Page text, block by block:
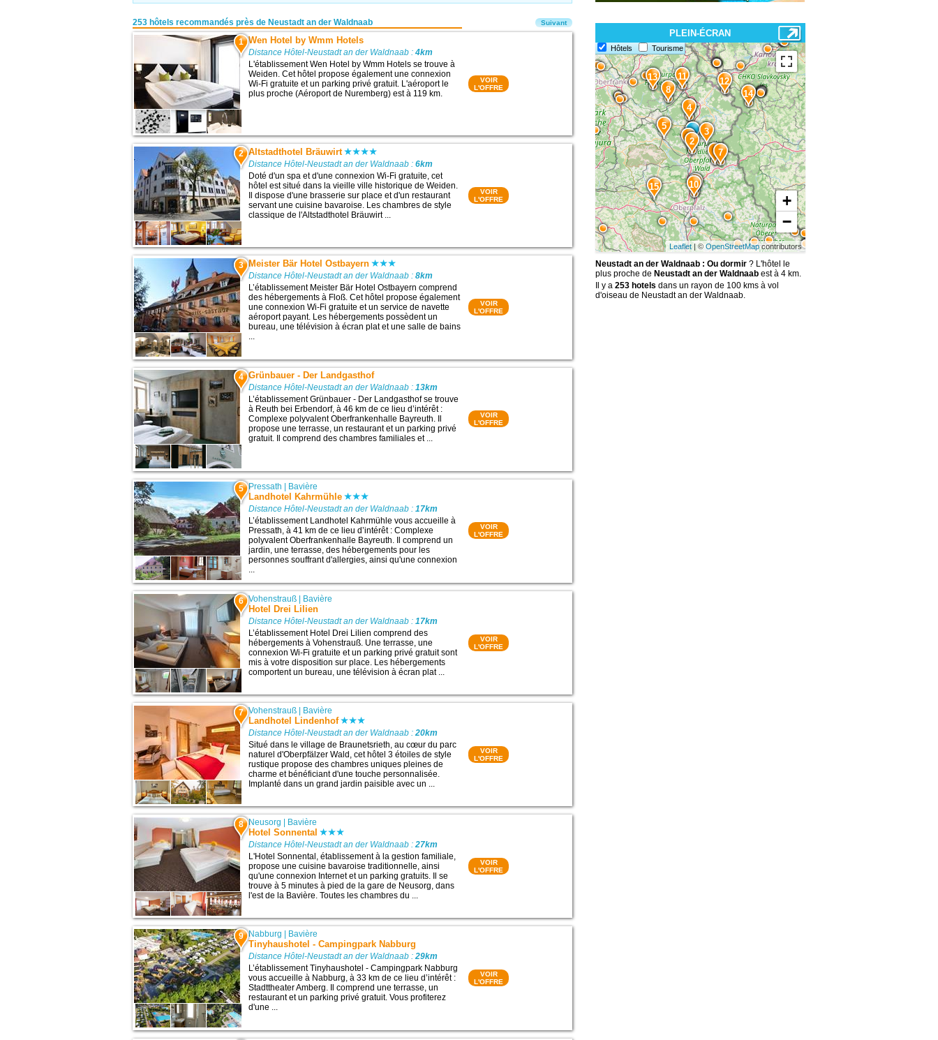
253 hôtels recommandés près de Neustadt an der Waldnaab
1 Wen Hotel by Wmm Hotels
Distance Hôtel-Neustadt an der Waldnaab :4km
L'établissement Wen Hotel by Wmm Hotels se trouve à
Weiden. Cet hôtel propose également une connexion
Wi-Fi gratuite et un parking privé gratuit. L'aéroport le
plus proche (Aéroport de Nuremberg) est à 119 km.
VOIR
L'OFFRE
2 Altstadthotel Bräuwirt
Distance Hôtel-Neustadt an der Waldnaab :6km
Doté d'un spa et d'une connexion Wi-Fi gratuite, cet
hôtel est situé dans la vieille ville historique de Weiden.
Il dispose d'une brasserie sur place et d'un restaurant
servant une cuisine bavaroise. Les chambres de style
classique de l'Altstadthotel Bräuwirt ...
VOIR
L'OFFRE
3 Meister Bär Hotel Ostbayern
Distance Hôtel-Neustadt an der Waldnaab :8km
L’établissement Meister Bär Hotel Ostbayern comprend
des hébergements à Floß. Cet hôtel propose également
une connexion Wi-Fi gratuite et un service de navette
aéroport payant. Les hébergements possèdent un
bureau, une télévision à écran plat et une salle de bains
...
VOIR
L'OFFRE
4 Grünbauer - Der Landgasthof
Distance Hôtel-Neustadt an der Waldnaab :13km
L’établissement Grünbauer - Der Landgasthof se trouve
à Reuth bei Erbendorf, à 46 km de ce lieu d’intérêt :
Complexe polyvalent Oberfrankenhalle Bayreuth. Il
propose une terrasse, un restaurant et un parking privé
gratuit. Il comprend des chambres familiales et ...
VOIR
L'OFFRE
5 Pressath Bavière
Landhotel Kahrmühle
Distance Hôtel-Neustadt an der Waldnaab :17km
L’établissement Landhotel Kahrmühle vous accueille à
Pressath, à 41 km de ce lieu d’intérêt : Complexe
polyvalent Oberfrankenhalle Bayreuth. Il comprend un
jardin, une terrasse, des hébergements pour les
personnes souffrant d'allergies, ainsi qu'une connexion
...
VOIR
L'OFFRE
6 Vohenstrauß | Bavière
Hotel Drei Lilien
Distance Hôtel-Neustadt an der Waldnaab :17km
L’établissement Hotel Drei Lilien comprend des
hébergements à Vohenstrauß. Une terrasse, une
connexion Wi-Fi gratuite et un parking privé gratuit sont
mis à votre disposition sur place. Les hébergements
comportent un bureau, une télévision à écran plat ...
VOIR
L'OFFRE
7 Vohenstrauß | Bavière
Landhotel Lindenhof
Distance Hôtel-Neustadt an der Waldnaab :20km
Situé dans le village de Braunetsrieth, au cœur du parc
naturel d'Oberpfälzer Wald, cet hôtel 3 étoiles de style
rustique propose des chambres uniques pleines de
charme et bénéficiant d'une touche personnalisée.
Implanté dans un grand jardin paisible avec un ...
VOIR
L'OFFRE
8 Neusorg | Bavière
Hotel Sonnental
Distance Hôtel-Neustadt an der Waldnaab :27km
L'Hotel Sonnental, établissement à la gestion familiale,
propose une cuisine bavaroise traditionnelle, ainsi
qu'une connexion Internet et un parking gratuits. Il se
trouve à 5 minutes à pied de la gare de Neusorg, dans
l'est de la Bavière. Toutes les chambres du ...
VOIR
L'OFFRE
9 Nabburg Bavière
Tinyhaushotel - Campingpark Nabburg
Distance Hôtel-Neustadt an der Waldnaab :29km
L’établissement Tinyhaushotel - Campingpark Nabburg
vous accueille à Nabburg, à 33 km de ce lieu d’intérêt :
Stadttheater Amberg. Il comprend une terrasse, un
restaurant et un parking privé gratuit. Vous profiterez
d'une ...
VOIR
L'OFFRE
Suivant
PLEIN-ÉCRAN
Hôtels Tourisme
15
14
13 12
11
10
9
8
7
6
5
4
3
2
1
+
−
Leaflet | ©OpenStreetMapcontributors
Neustadt an der Waldnaab : Ou dormir? L'hôtel le
plus proche de Neustadt an der Waldnaabest à 4 km.
Il y a 253 hotels dans un rayon de 100 kms à vol
d'oiseau de Neustadt an der Waldnaab.